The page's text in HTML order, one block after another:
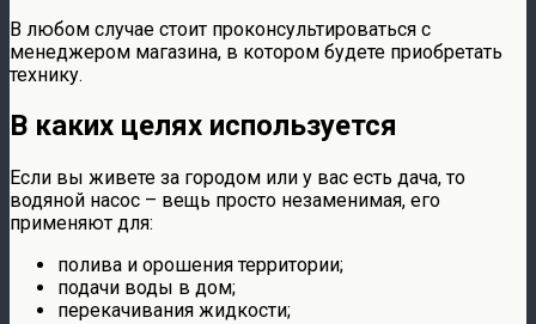
В любом случае стоит проконсультироваться с
менеджером магазина, в котором будете приобретать
технику.
В каких целях используется
Если вы живете за городом или у вас есть дача, то
водяной насос – вещь просто незаменимая, его
применяют для:
полива и орошения территории;
подачи воды в дом;
перекачивания жидкости;